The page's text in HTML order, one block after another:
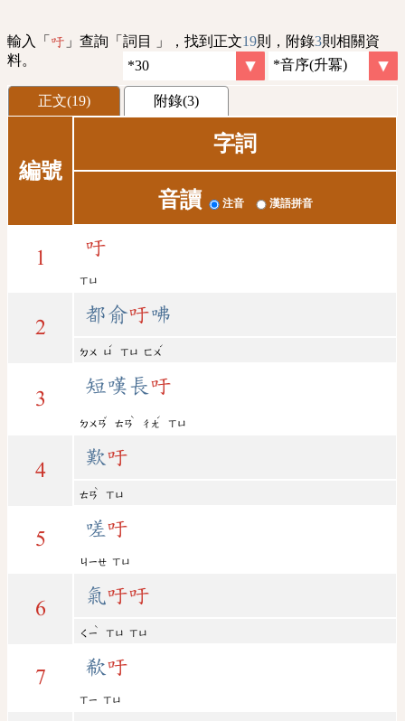
輸入「 吁 」查詢「詞目 」，找到正文19則，附錄3則相關資
料。
正文(19) 附錄(3)
編號
字詞
音讀 注音 漢語拼音
1 吁
ㄒㄩ
2
都俞吁咈
ㄉㄨ ㄩ
ˊ
ㄒㄩ ㄈㄨ
ˊ
3
短嘆長吁
ㄉㄨㄢ
ˇ
ㄊㄢ
ˋ
ㄔㄤ
ˊ
ㄒㄩ
4
歎吁
ㄊㄢ
ˋ
ㄒㄩ
5 嗟吁
ㄐㄧㄝ ㄒㄩ
6
氣吁吁
ㄑㄧ
ˋ
ㄒㄩ ㄒㄩ
7 欷吁
ㄒㄧ ㄒㄩ